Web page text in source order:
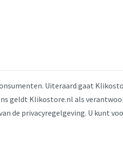
Uiteraard gaat
geldt Klikostore.nl als
de privacyregelgeving. U kunt